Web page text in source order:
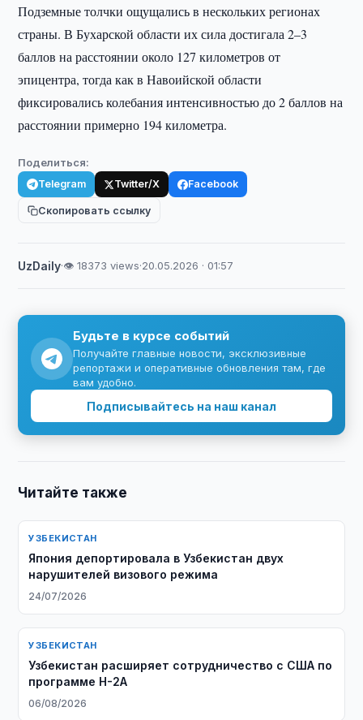
Подземные толчки ощущались в нескольких регионах
страны. В Бухарской области их сила достигала 2–3
баллов на расстоянии около 127 километров от
эпицентра, тогда как в Навоийской области
фиксировались колебания интенсивностью до 2 баллов на
расстоянии примерно 194 километра.
Поделиться:
Telegram Twitter/X Facebook
Скопировать ссылку
UzDaily·👁 18373 views·20.05.2026 · 01:57
Будьте в курсе событий
Получайте главные новости, эксклюзивные
репортажи и оперативные обновления там, где
вам удобно.
Подписывайтесь на наш канал
Читайте также
УЗБЕКИСТАН
Япония депортировала в Узбекистан двух
нарушителей визового режима
24/07/2026
УЗБЕКИСТАН
Узбекистан расширяет сотрудничество с США по
программе H-2A
06/08/2026